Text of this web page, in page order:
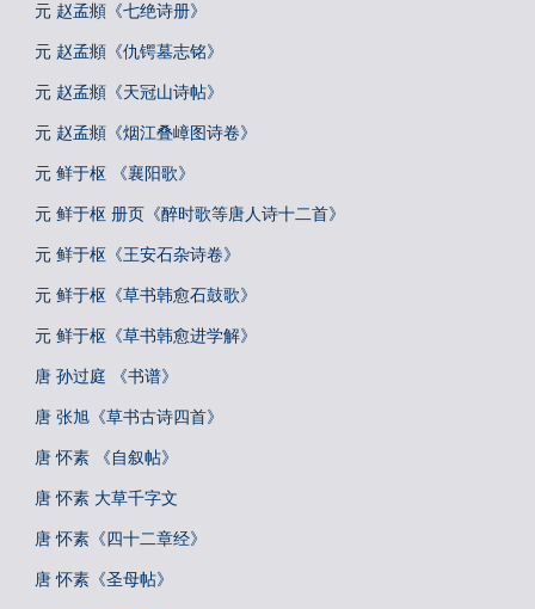
元 赵孟頫《七绝诗册》
元 赵孟頫《仇锷墓志铭》
元 赵孟頫《天冠山诗帖》
元 赵孟頫《烟江叠嶂图诗卷》
元 鲜于枢 《襄阳歌》
元 鲜于枢 册页《醉时歌等唐人诗十二首》
元 鲜于枢《王安石杂诗卷》
元 鲜于枢《草书韩愈石鼓歌》
元 鲜于枢《草书韩愈进学解》
唐 孙过庭 《书谱》
唐 张旭《草书古诗四首》
唐 怀素 《自叙帖》
唐 怀素 大草千字文
唐 怀素《四十二章经》
唐 怀素《圣母帖》